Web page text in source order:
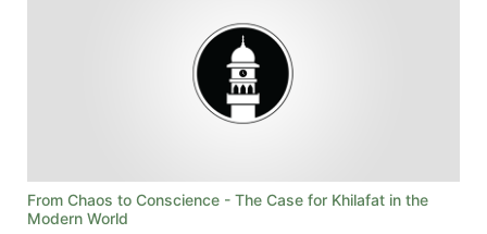
From Chaos to Conscience - The Case for Khilafat in the
Modern World